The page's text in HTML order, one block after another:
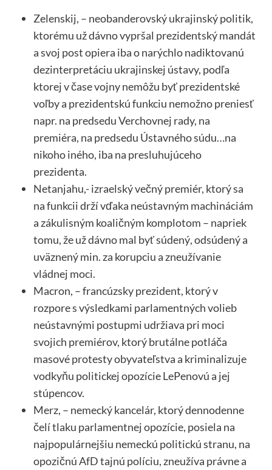
Zelenskij, – neobanderovský ukrajinský politik,
ktorému už dávno vypršal prezidentský mandát
a svoj post opiera iba o narýchlo nadiktovanú
dezinterpretáciu ukrajinskej ústavy, podľa
ktorej v čase vojny nemôžu byť prezidentské
voľby a prezidentskú funkciu nemožno preniesť
napr. na predsedu Verchovnej rady, na
premiéra, na predsedu Ústavného súdu…na
nikoho iného, iba na presluhujúceho
prezidenta.
Netanjahu,- izraelský večný premiér, ktorý sa
na funkcii drží vďaka neústavným machináciám
a zákulisným koaličným komplotom – napriek
tomu, že už dávno mal byť súdený, odsúdený a
uväznený min. za korupciu a zneužívanie
vládnej moci.
Macron, – francúzsky prezident, ktorý v
rozpore s výsledkami parlamentných volieb
neústavnými postupmi udržiava pri moci
svojich premiérov, ktorý brutálne potláča
masové protesty obyvateľstva a kriminalizuje
vodkyňu politickej opozície LePenovú a jej
stúpencov.
Merz, – nemecký kancelár, ktorý dennodenne
čelí tlaku parlamentnej opozície, posiela na
najpopulárnejšiu nemeckú politickú stranu, na
opozičnú AfD tajnú políciu, zneužíva právne a